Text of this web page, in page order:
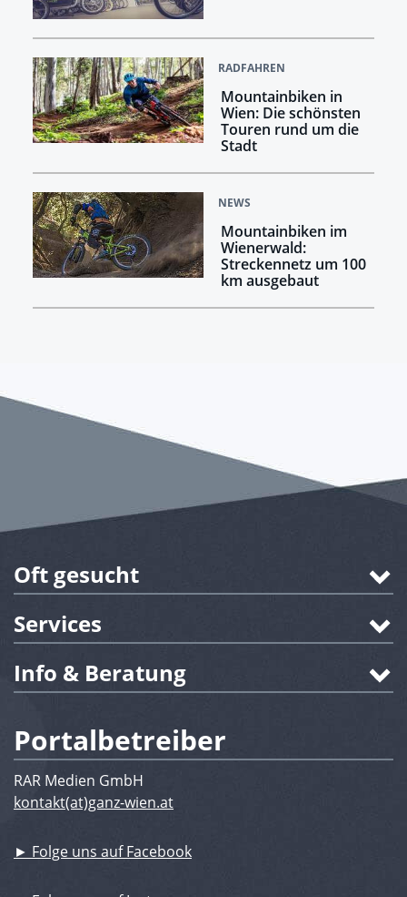
RADFAHREN
Mountainbiken in
Wien: Die schönsten
Touren rund um die
Stadt
NEWS
Mountainbiken im
Wienerwald:
Streckennetz um 100
km ausgebaut
Oft gesucht
Services
Info & Beratung
Portalbetreiber
RAR Medien GmbH
kontakt(at)ganz-wien.at
► Folge uns auf Facebook